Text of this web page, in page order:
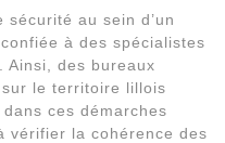
sécurité au sein d’un
à des spécialistes
Ainsi, des bureaux
sur le territoire lillois
ces démarches
vérifier la cohérence des